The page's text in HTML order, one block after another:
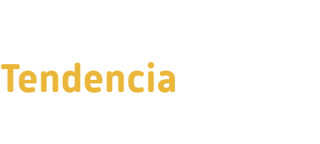
Tendencia